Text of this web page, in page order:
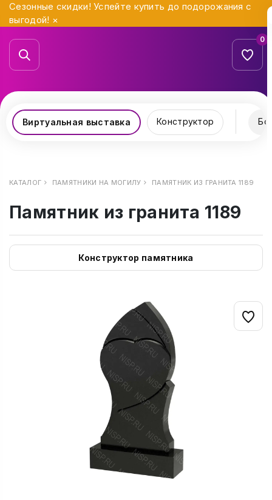
Сезонные скидки! Успейте купить до подорожания с
выгодой! ×
0
Виртуальная выставка Конструктор
КАТАЛОГ ПАМЯТНИКИ НА МОГИЛУ ПАМЯТНИК ИЗ ГРАНИТА 1189
Памятник из гранита 1189
Конструктор памятника